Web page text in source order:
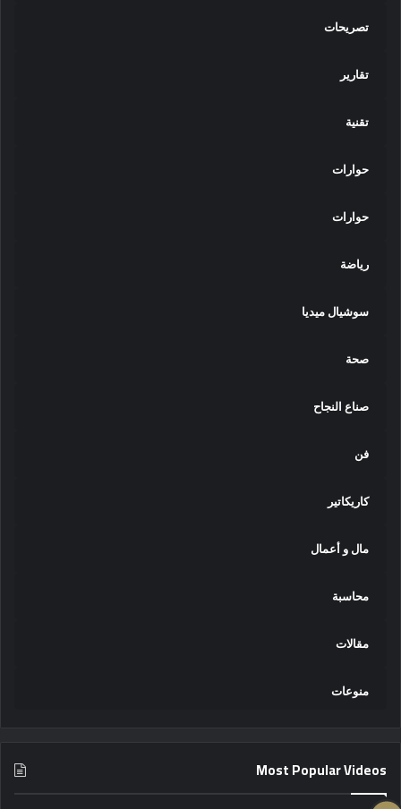
تصريحات
تقارير
تقنية
حوارات
حوارات
رياضة
سوشيال ميديا
صحة
صناع النجاح
فن
كاريكاتير
مال و أعمال
محاسبة
مقالات
منوعات
Most Popular Videos